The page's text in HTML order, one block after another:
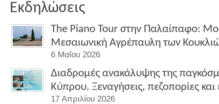
Εκδηλώσεις
The Piano Tour στην Παλαίπαφο:
Μεσαιωνική Αγρέπαυλη των
6 Μαΐου 2026
Διαδρομές ανακάλυψης της
Κύπρου. Ξεναγήσεις, πεζοπορίες και
17 Απριλίου 2026